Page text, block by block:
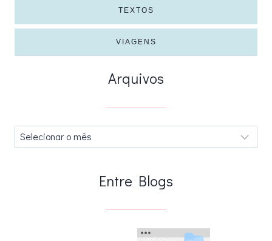
TEXTOS
VIAGENS
Arquivos
Arquivos
Entre Blogs